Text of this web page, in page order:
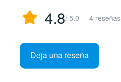
4.8/ 5.0 4 reseñas
Deja una reseña